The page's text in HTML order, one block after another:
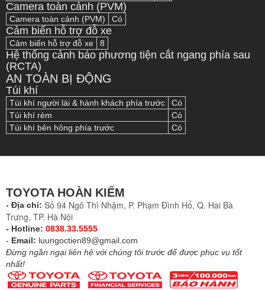
Camera toàn cảnh (PVM)
Camera toàn cảnh (PVM) Có
Cảm biến hỗ trợ đỗ xe
Cảm biến hỗ trợ đỗ xe 8
Hệ thống cảnh báo phương tiện cắt ngang phía sau
(RCTA)
AN TOÀN BỊ ĐỘNG
Túi khí
Túi khí người lái & hành khách phía trước
Có
Túi khí rèm
Có
Túi khí bên hông phía trước
Có
TOYOTA HOÀN KIẾM
- Địa chỉ: Số 94 Ngô Thì Nhậm, P. Phạm Đình Hổ, Q. Hai Bà
Trưng, TP. Hà Nội
- Hotline: 0838.33.5555
- Email: luungoctien89@gmail.com
Đừng ngần ngại liên hệ với chúng tôi trước để được phục vụ tốt
nhất!